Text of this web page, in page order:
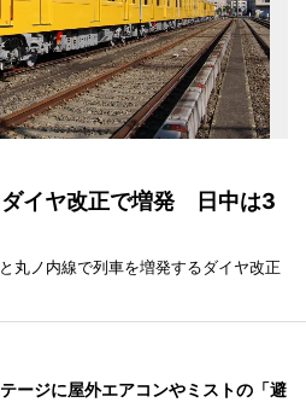
イヤ改正で増発 日中は3
丸ノ内線で列車を増発するダイヤ改正
ージに屋外エアコンやミストの「避